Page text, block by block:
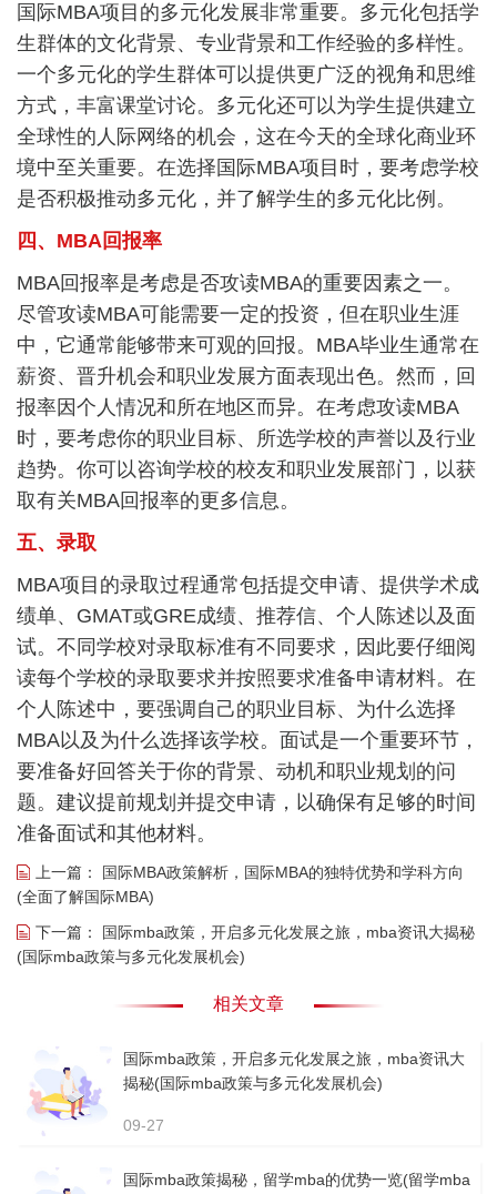
国际MBA项目的多元化发展非常重要。多元化包括学
生群体的文化背景、专业背景和工作经验的多样性。
一个多元化的学生群体可以提供更广泛的视角和思维
方式，丰富课堂讨论。多元化还可以为学生提供建立
全球性的人际网络的机会，这在今天的全球化商业环
境中至关重要。在选择国际MBA项目时，要考虑学校
是否积极推动多元化，并了解学生的多元化比例。
四、MBA回报率
MBA回报率是考虑是否攻读MBA的重要因素之一。
尽管攻读MBA可能需要一定的投资，但在职业生涯
中，它通常能够带来可观的回报。MBA毕业生通常在
薪资、晋升机会和职业发展方面表现出色。然而，回
报率因个人情况和所在地区而异。在考虑攻读MBA
时，要考虑你的职业目标、所选学校的声誉以及行业
趋势。你可以咨询学校的校友和职业发展部门，以获
取有关MBA回报率的更多信息。
五、录取
MBA项目的录取过程通常包括提交申请、提供学术成
绩单、GMAT或GRE成绩、推荐信、个人陈述以及面
试。不同学校对录取标准有不同要求，因此要仔细阅
读每个学校的录取要求并按照要求准备申请材料。在
个人陈述中，要强调自己的职业目标、为什么选择
MBA以及为什么选择该学校。面试是一个重要环节，
要准备好回答关于你的背景、动机和职业规划的问
题。建议提前规划并提交申请，以确保有足够的时间
准备面试和其他材料。
上一篇：
国际MBA政策解析，国际MBA的独特优势和学科方向
(全面了解国际MBA)
下一篇：
国际mba政策，开启多元化发展之旅，mba资讯大揭秘
(国际mba政策与多元化发展机会)
相关文章
国际mba政策，开启多元化发展之旅，mba资讯大
揭秘(国际mba政策与多元化发展机会)
09-27
国际mba政策揭秘，留学mba的优势一览(留学mba